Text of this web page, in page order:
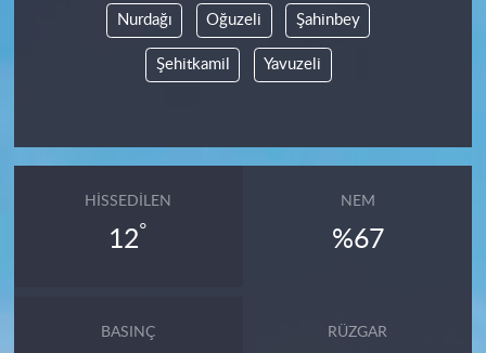
Nurdağı Oğuzeli Şahinbey
Şehitkamil Yavuzeli
HISSEDILEN
12°
NEM
%67
BASINÇ RÜZGAR